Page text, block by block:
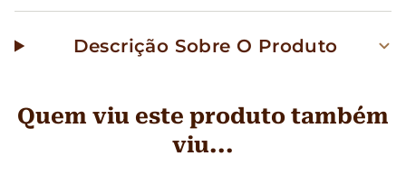
Descrição Sobre O Produto
Quem viu este produto também
viu...